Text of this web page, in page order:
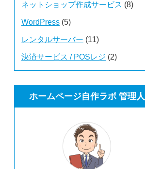
ネットショップ作成サービス (8)
WordPress (5)
レンタルサーバー (11)
決済サービス / POSレジ (2)
ホームページ自作ラボ 管理人